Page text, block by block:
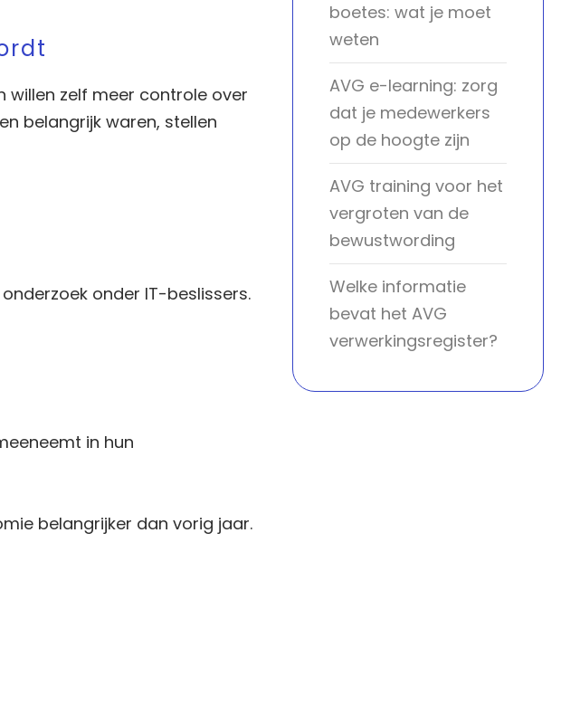
willen zelf meer controle over
belangrijk waren, stellen
onder IT-beslissers.
in hun
belangrijker dan vorig jaar.
boetes: wat je moet
weten
AVG e-learning: zorg
dat je medewerkers
op de hoogte zijn
AVG training voor het
vergroten van de
bewustwording
Welke informatie
bevat het AVG
verwerkingsregister?